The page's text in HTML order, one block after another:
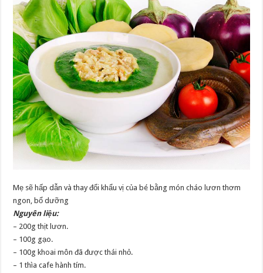
Mẹ sẽ hấp dẫn và thay đổi khẩu vị của bé bằng món cháo lươn thơm
ngon, bổ dưỡng
Nguyên liệu:
– 200g thịt lươn.
– 100g gạo.
– 100g khoai môn đã được thái nhỏ.
– 1 thìa cafe hành tím.